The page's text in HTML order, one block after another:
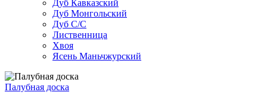
Дуб Кавказский
Дуб Монгольский
Дуб С/С
Лиственница
Хвоя
Ясень Маньчжурский
Палубная доска